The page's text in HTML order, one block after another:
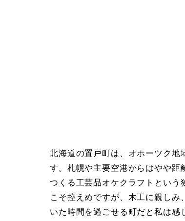
北海道の置戸町は、オホーツク地
す。札幌や主要空港からはやや距
つくる工芸品オケクラフトという
こそ控えめですが、木工に親し
いた時間を過ごせる町だと私は感